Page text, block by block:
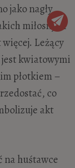
jako nagły
miłosnych
Leżący
kwiatowymi
płotkiem –
co
akt
na huśtawce